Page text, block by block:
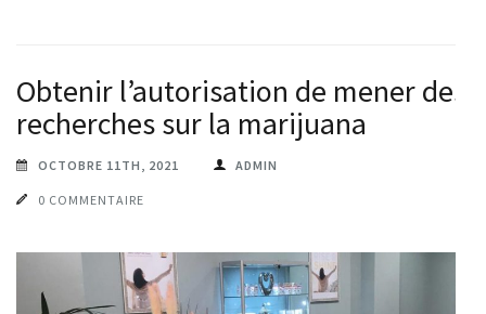
Obtenir l’autorisation de mener des
recherches sur la marijuana
OCTOBRE 11TH, 2021 ADMIN
0 COMMENTAIRE